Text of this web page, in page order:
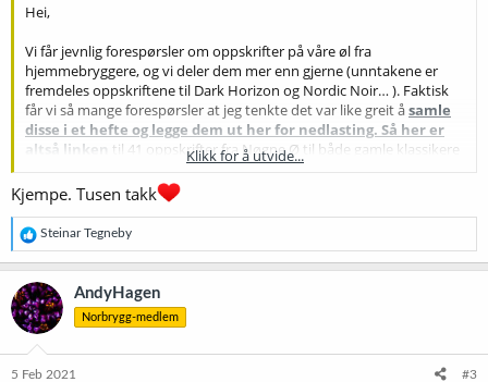
Hei,
Vi får jevnlig forespørsler om oppskrifter på våre øl fra
hjemmebryggere, og vi deler dem mer enn gjerne (unntakene er
fremdeles oppskriftene til Dark Horizon og Nordic Noir… ). Faktisk
får vi så mange forespørsler at jeg tenkte det var like greit åsamle
disse i et hefte og legge dem ut her for nedlasting. Så her er
altså linken til 41 oppskrifter fra Nøgne Ø til både gamle klassikere
og noen nyere brygg. Si gjerne fra når dere er ferdig med å brygge
disse, så legger jeg ut et nytt hefte
Mvh. Tom, Nøgne Ø
Klikk for å utvide...
Kjempe. Tusen takk
R
e
a
k
s
j
o
e
Steinar Tegneby
AndyHagen
Norbrygg-medlem
5 Feb 2021 #3